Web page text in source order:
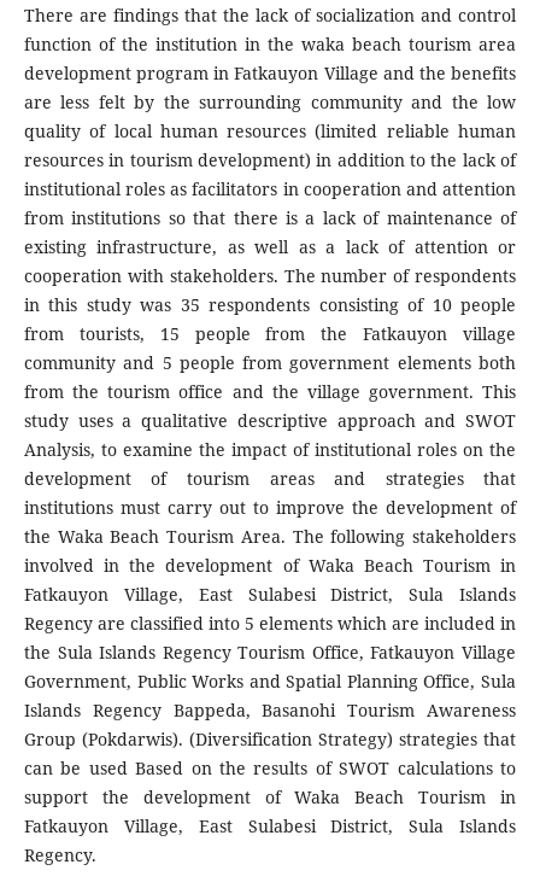
There are findings that the lack of socialization and control
function of the institution in the waka beach tourism area
development program in Fatkauyon Village and the benefits
are less felt by the surrounding community and the low
quality of local human resources (limited reliable human
resources in tourism development) in addition to the lack of
institutional roles as facilitators in cooperation and attention
from institutions so that there is a lack of maintenance of
existing infrastructure, as well as a lack of attention or
cooperation with stakeholders. The number of respondents
in this study was 35 respondents consisting of 10 people
from tourists, 15 people from the Fatkauyon village
community and 5 people from government elements both
from the tourism office and the village government. This
study uses a qualitative descriptive approach and SWOT
Analysis, to examine the impact of institutional roles on the
development of tourism areas and strategies that
institutions must carry out to improve the development of
the Waka Beach Tourism Area. The following stakeholders
involved in the development of Waka Beach Tourism in
Fatkauyon Village, East Sulabesi District, Sula Islands
Regency are classified into 5 elements which are included in
the Sula Islands Regency Tourism Office, Fatkauyon Village
Government, Public Works and Spatial Planning Office, Sula
Islands Regency Bappeda, Basanohi Tourism Awareness
Group (Pokdarwis). (Diversification Strategy) strategies that
can be used Based on the results of SWOT calculations to
support the development of Waka Beach Tourism in
Fatkauyon Village, East Sulabesi District, Sula Islands
Regency.